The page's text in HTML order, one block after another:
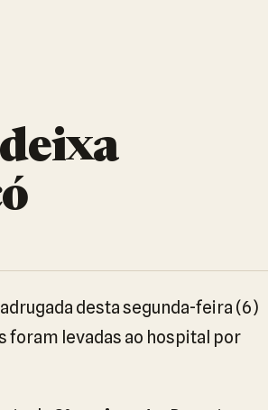
desta segunda-feira (6)
foram levadas ao hospital por